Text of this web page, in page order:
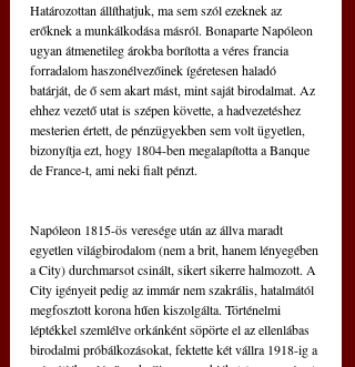
Határozottan állíthatjuk, ma sem szól ezeknek az
erőknek a munkálkodása másról. Bonaparte Napóleon
ugyan átmenetileg árokba borította a véres francia
forradalom haszonélvezőinek ígéretesen haladó
batárját, de ő sem akart mást, mint saját birodalmat. Az
ehhez vezető utat is szépen követte, a hadvezetéshez
mesterien értett, de pénzügyekben sem volt ügyetlen,
bizonyítja ezt, hogy 1804-ben megalapította a Banque
de France-t, ami neki fialt pénzt.
Napóleon 1815-ös veresége után az állva maradt
egyetlen világbirodalom (nem a brit, hanem lényegében
a City) durchmarsot csinált, sikert sikerre halmozott. A
City igényeit pedig az immár nem szakrális, hatalmától
megfosztott korona hűen kiszolgálta. Történelmi
léptékkel szemlélve orkánként söpörte el az ellenlábas
birodalmi próbálkozásokat, fektette két vállra 1918-ig a